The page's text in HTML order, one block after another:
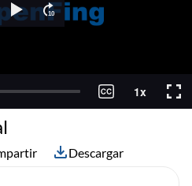
Descargar